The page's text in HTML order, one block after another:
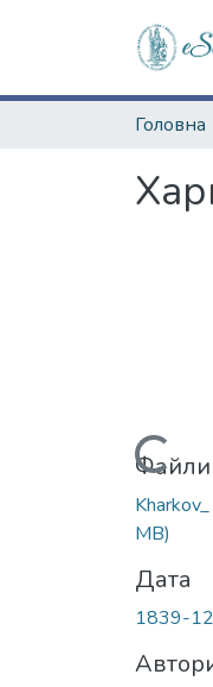
Головна
Вантажиться...
Файли
MB)
Дата
1839-